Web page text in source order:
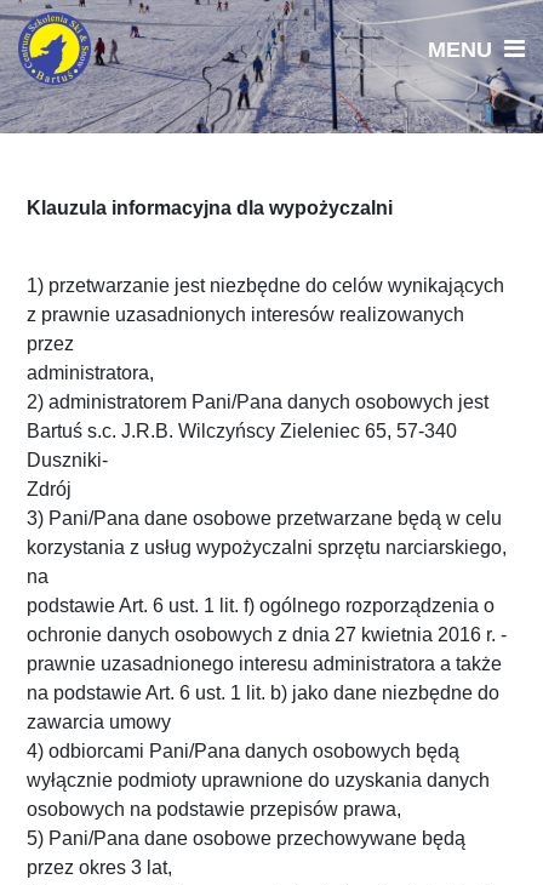
Klauzula informacyjna dla wypożyczalni
1) przetwarzanie jest niezbędne do celów wynikających
z prawnie uzasadnionych interesów realizowanych
przez
administratora,
2) administratorem Pani/Pana danych osobowych jest
Bartuś s.c. J.R.B. Wilczyńscy Zieleniec 65, 57-340
Duszniki-
Zdrój
3) Pani/Pana dane osobowe przetwarzane będą w celu
korzystania z usług wypożyczalni sprzętu narciarskiego,
na
podstawie Art. 6 ust. 1 lit. f) ogólnego rozporządzenia o
ochronie danych osobowych z dnia 27 kwietnia 2016 r. -
prawnie uzasadnionego interesu administratora a także
na podstawie Art. 6 ust. 1 lit. b) jako dane niezbędne do
zawarcia umowy
4) odbiorcami Pani/Pana danych osobowych będą
wyłącznie podmioty uprawnione do uzyskania danych
osobowych na podstawie przepisów prawa,
5) Pani/Pana dane osobowe przechowywane będą
przez okres 3 lat,